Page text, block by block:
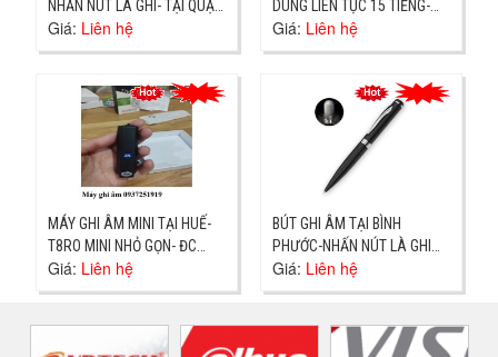
NHẤN NÚT LÀ GHI- TẠI QUẬN
NINH KIỀU
Giá: Liên hệ
DÙNG LIÊN TỤC 15 TIẾNG-
ĐỊA CHỈ PHÚ HỘI TP HUẾ
Giá: Liên hệ
MÁY GHI ÂM MINI TẠI HUẾ-
T8RO MINI NHỎ GỌN- ĐC
PHÚ HỘI
Giá: Liên hệ
BÚT GHI ÂM TẠI BÌNH
PHƯỚC-NHẤN NÚT LÀ GHI
ÂM- ĐỊA CHỈ ĐỒNG XOÀI
Giá: Liên hệ